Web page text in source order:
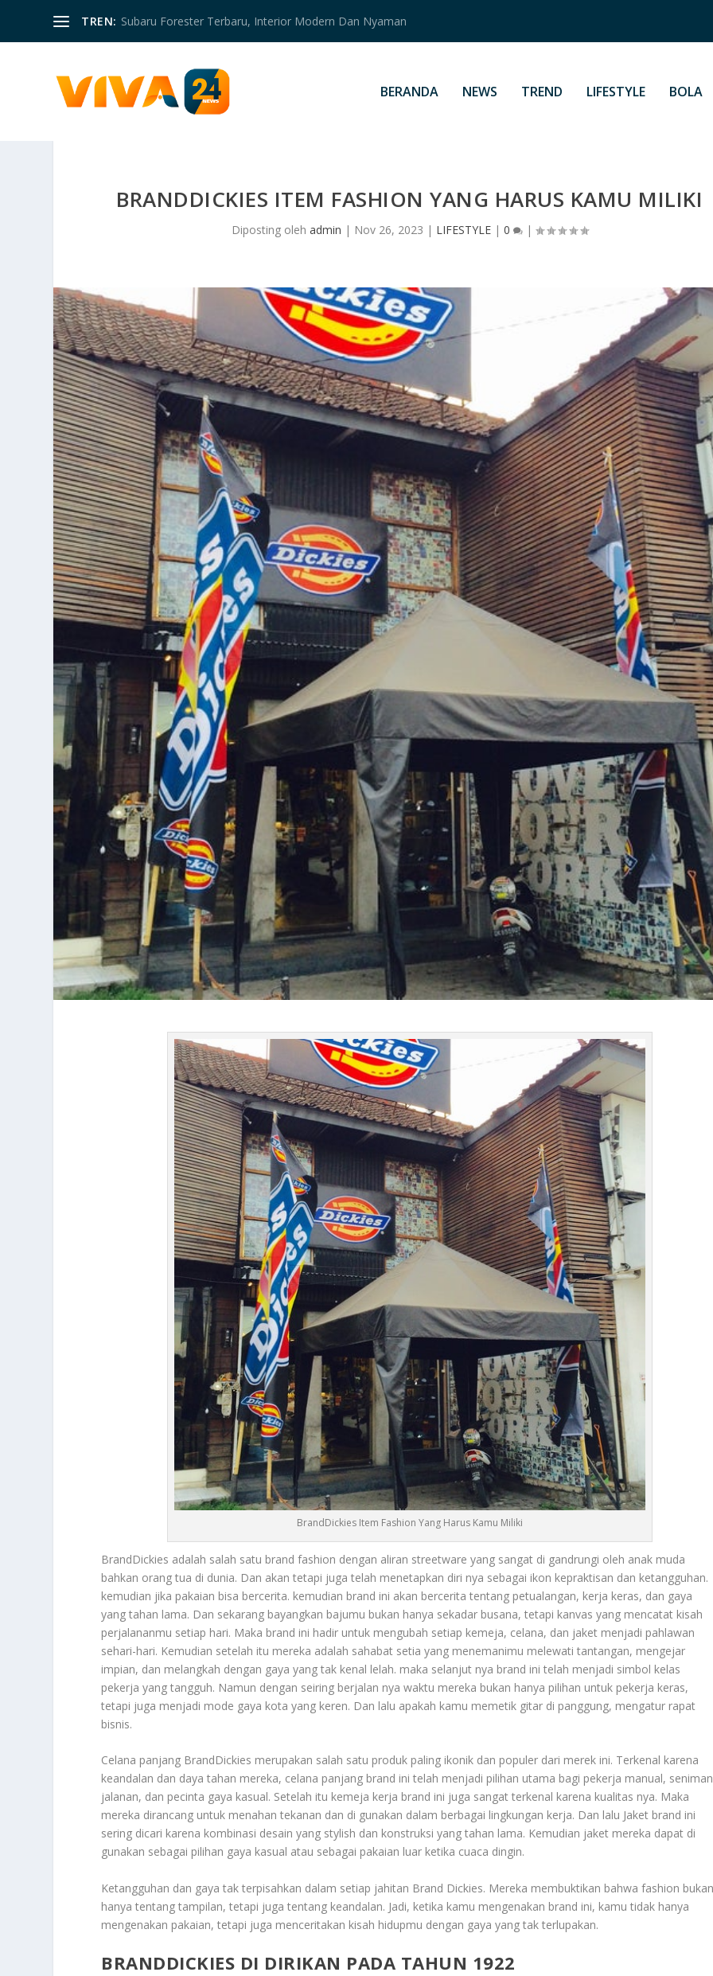
TREN: Subaru Forester Terbaru, Interior Modern Dan Nyaman
BERANDA NEWS TREND LIFESTYLE BOLA
BRANDDICKIES ITEM FASHION YANG HARUS KAMU MILIKI
Diposting oleh admin | Nov 26, 2023 | LIFESTYLE| 0 |
BrandDickies Item Fashion Yang Harus Kamu Miliki
BrandDickies adalah salah satu brand fashion dengan aliran streetware yang sangat di gandrungi oleh anak muda
bahkan orang tua di dunia. Dan akan tetapi juga telah menetapkan diri nya sebagai ikon kepraktisan dan ketangguhan.
kemudian jika pakaian bisa bercerita. kemudian brand ini akan bercerita tentang petualangan, kerja keras, dan gaya
yang tahan lama. Dan sekarang bayangkan bajumu bukan hanya sekadar busana, tetapi kanvas yang mencatat kisah
perjalananmu setiap hari. Maka brand ini hadir untuk mengubah setiap kemeja, celana, dan jaket menjadi pahlawan
sehari-hari. Kemudian setelah itu mereka adalah sahabat setia yang menemanimu melewati tantangan, mengejar
impian, dan melangkah dengan gaya yang tak kenal lelah. maka selanjut nya brand ini telah menjadi simbol kelas
pekerja yang tangguh. Namun dengan seiring berjalan nya waktu mereka bukan hanya pilihan untuk pekerja keras,
tetapi juga menjadi mode gaya kota yang keren. Dan lalu apakah kamu memetik gitar di panggung, mengatur rapat
bisnis.
Celana panjang BrandDickies merupakan salah satu produk paling ikonik dan populer dari merek ini. Terkenal karena
keandalan dan daya tahan mereka, celana panjang brand ini telah menjadi pilihan utama bagi pekerja manual, seniman
jalanan, dan pecinta gaya kasual. Setelah itu kemeja kerja brand ini juga sangat terkenal karena kualitas nya. Maka
mereka dirancang untuk menahan tekanan dan di gunakan dalam berbagai lingkungan kerja. Dan lalu Jaket brand ini
sering dicari karena kombinasi desain yang stylish dan konstruksi yang tahan lama. Kemudian jaket mereka dapat di
gunakan sebagai pilihan gaya kasual atau sebagai pakaian luar ketika cuaca dingin.
Ketangguhan dan gaya tak terpisahkan dalam setiap jahitan Brand Dickies. Mereka membuktikan bahwa fashion
hanya tentang tampilan, tetapi juga tentang keandalan. Jadi, ketika kamu mengenakan brand ini, kamu tidak hanya
mengenakan pakaian, tetapi juga menceritakan kisah hidupmu dengan gaya yang tak terlupakan.
BRANDDICKIES DI DIRIKAN PADA TAHUN 1922